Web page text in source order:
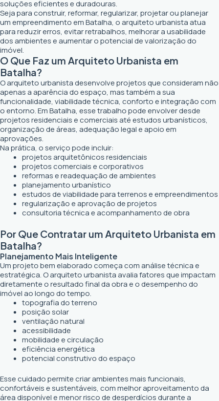
soluções eficientes e duradouras.
Seja para construir, reformar, regularizar, projetar ou planejar
um empreendimento em Batalha, o arquiteto urbanista atua
para reduzir erros, evitar retrabalhos, melhorar a usabilidade
dos ambientes e aumentar o potencial de valorização do
imóvel.
O Que Faz um Arquiteto Urbanista em
Batalha?
O arquiteto urbanista desenvolve projetos que consideram não
apenas a aparência do espaço, mas também a sua
funcionalidade, viabilidade técnica, conforto e integração com
o entorno. Em Batalha, esse trabalho pode envolver desde
projetos residenciais e comerciais até estudos urbanísticos,
organização de áreas, adequação legal e apoio em
aprovações.
Na prática, o serviço pode incluir:
projetos arquitetônicos residenciais
projetos comerciais e corporativos
reformas e readequação de ambientes
planejamento urbanístico
estudos de viabilidade para terrenos e empreendimentos
regularização e aprovação de projetos
consultoria técnica e acompanhamento de obra
Por Que Contratar um Arquiteto Urbanista em
Batalha?
Planejamento Mais Inteligente
Um projeto bem elaborado começa com análise técnica e
estratégica. O arquiteto urbanista avalia fatores que impactam
diretamente o resultado final da obra e o desempenho do
imóvel ao longo do tempo.
topografia do terreno
posição solar
ventilação natural
acessibilidade
mobilidade e circulação
eficiência energética
potencial construtivo do espaço
Esse cuidado permite criar ambientes mais funcionais,
confortáveis e sustentáveis, com melhor aproveitamento da
área disponível e menor risco de desperdícios durante a